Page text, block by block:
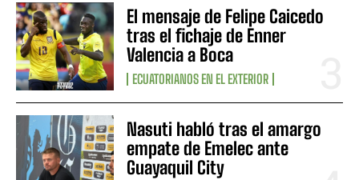
El mensaje de Felipe Caicedo
tras el fichaje de Enner
Valencia a Boca
ECUATORIANOS EN EL EXTERIOR
Nasuti habló tras el amargo
empate de Emelec ante
Guayaquil City